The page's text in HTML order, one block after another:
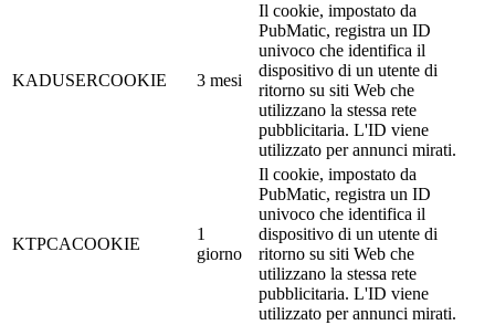
KADUSERCOOKIE 3 mesi
Il cookie, impostato da
PubMatic, registra un ID
univoco che identifica il
dispositivo di un utente di
ritorno su siti Web che
utilizzano la stessa rete
pubblicitaria. L'ID viene
utilizzato per annunci mirati.
KTPCACOOKIE
1
giorno
Il cookie, impostato da
PubMatic, registra un ID
univoco che identifica il
dispositivo di un utente di
ritorno su siti Web che
utilizzano la stessa rete
pubblicitaria. L'ID viene
utilizzato per annunci mirati.